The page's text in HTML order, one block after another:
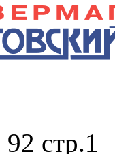
стр.1